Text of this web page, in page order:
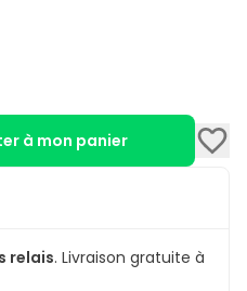
à mon panier
relais. Livraison gratuite à